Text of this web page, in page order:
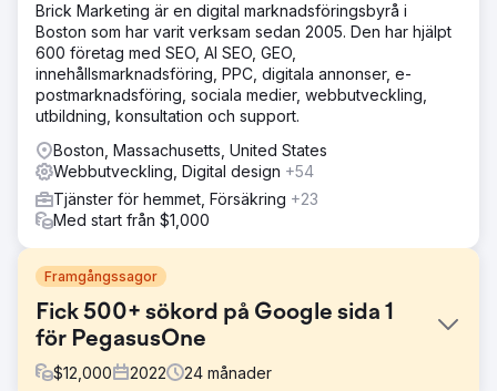
Brick Marketing är en digital marknadsföringsbyrå i
Boston som har varit verksam sedan 2005. Den har hjälpt
600 företag med SEO, AI SEO, GEO,
innehållsmarknadsföring, PPC, digitala annonser, e-
postmarknadsföring, sociala medier, webbutveckling,
utbildning, konsultation och support.
Boston, Massachusetts, United States
Webbutveckling, Digital design +54
Tjänster för hemmet, Försäkring +23
Med start från $1,000
Framgångssagor
Fick 500+ sökord på Google sida 1
för PegasusOne
$12,000 2022 24 månader